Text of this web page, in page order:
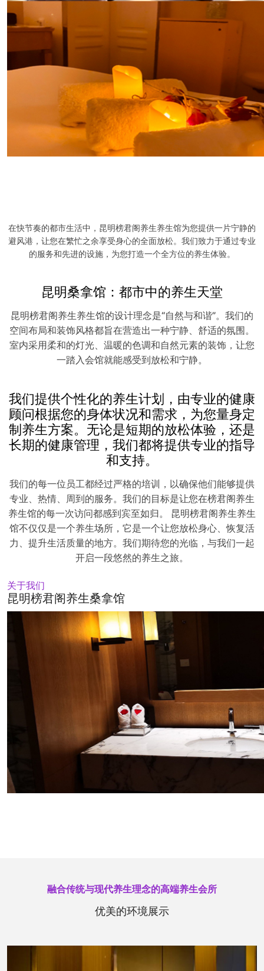
东方养生哲学之休闲spa
日式SPA是我们对东方养生哲学的致敬。我们的日式
SPA区域装饰以传统的日式风格，提供包括日式指压、
热石按摩等服务。在这里，您可以体验到日本传统的养
生文化，享受身心的和谐统一。
促进血液循环，缓解疲劳。足疗不仅能够放松您的双
脚，还能帮助您恢复整体的活力。
在快节奏的都市生活中，昆明榜君阁养生养生馆为您提供一片宁静的
避风港，让您在繁忙之余享受身心的全面放松。我们致力于通过专业
的服务和先进的设施，为您打造一个全方位的养生体验。
昆明桑拿馆：都市中的养生天堂
昆明榜君阁养生养生馆的设计理念是“自然与和谐”。我们的
空间布局和装饰风格都旨在营造出一种宁静、舒适的氛围。
室内采用柔和的灯光、温暖的色调和自然元素的装饰，让您
一踏入会馆就能感受到放松和宁静。
我们提供个性化的养生计划，由专业的健康
顾问根据您的身体状况和需求，为您量身定
制养生方案。无论是短期的放松体验，还是
长期的健康管理，我们都将提供专业的指导
和支持。
我们的每一位员工都经过严格的培训，以确保他们能够提供
专业、热情、周到的服务。我们的目标是让您在榜君阁养生
养生馆的每一次访问都感到宾至如归。 昆明榜君阁养生养生
馆不仅仅是一个养生场所，它是一个让您放松身心、恢复活
力、提升生活质量的地方。我们期待您的光临，与我们一起
开启一段悠然的养生之旅。
关于我们
昆明榜君阁养生桑拿馆
融合传统与现代养生理念的高端养生会所
优美的环境展示